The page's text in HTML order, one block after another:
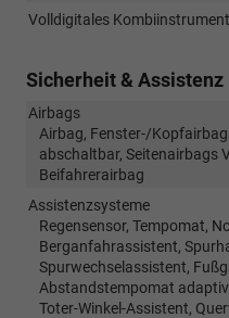
Volldigitales
Sicherheit & Assistenz
Airbags
Airbag, Fenster-/
abschaltbar, Seitenairbags
Beifahrerairbag
Assistenzsysteme
Regensensor, Tempomat,
Berganfahrassistent,
Spurwechselassistent,
Abstandstempomat
Toter-Winkel-Assistent,